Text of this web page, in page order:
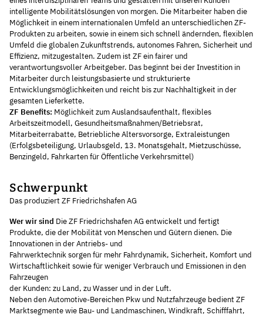
intelligente Mobilitätslösungen von morgen. Die Mitarbeiter haben die
Möglichkeit in einem internationalen Umfeld an unterschiedlichen ZF-
Produkten zu arbeiten, sowie in einem sich schnell ändernden, flexiblen
Umfeld die globalen Zukunftstrends, autonomes Fahren, Sicherheit und
Effizienz, mitzugestalten. Zudem ist ZF ein fairer und
verantwortungsvoller Arbeitgeber. Das beginnt bei der Investition in
Mitarbeiter durch leistungsbasierte und strukturierte
Entwicklungsmöglichkeiten und reicht bis zur Nachhaltigkeit in der
gesamten Lieferkette.
ZF Benefits: Möglichkeit zum Auslandsaufenthalt, flexibles
Arbeitszeitmodell, Gesundheitsmaßnahmen/Betriebsrat,
Mitarbeiterrabatte, Betriebliche Altersvorsorge, Extraleistungen
(Erfolgsbeteiligung, Urlaubsgeld, 13. Monatsgehalt, Mietzuschüsse,
Benzingeld, Fahrkarten für Öffentliche Verkehrsmittel)
Schwerpunkt
Das produziert ZF Friedrichshafen AG
Wer wir sind Die ZF Friedrichshafen AG entwickelt und fertigt
Produkte, die der Mobilität von Menschen und Gütern dienen. Die
Innovationen in der Antriebs- und
Fahrwerktechnik sorgen für mehr Fahrdynamik, Sicherheit, Komfort und
Wirtschaftlichkeit sowie für weniger Verbrauch und Emissionen in den
Fahrzeugen
der Kunden: zu Land, zu Wasser und in der Luft.
Neben den Automotive-Bereichen Pkw und Nutzfahrzeuge bedient ZF
Marktsegmente wie Bau- und Landmaschinen, Windkraft, Schifffahrt,